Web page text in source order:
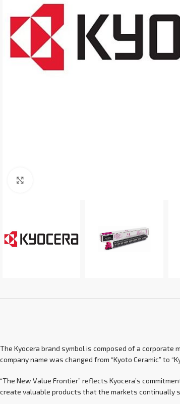
The Kyocera brand symbol is composed of a corporate
company name was changed from “Kyoto Ceramic” to
“The New Value Frontier” reflects Kyocera’s
create valuable products that the markets continually